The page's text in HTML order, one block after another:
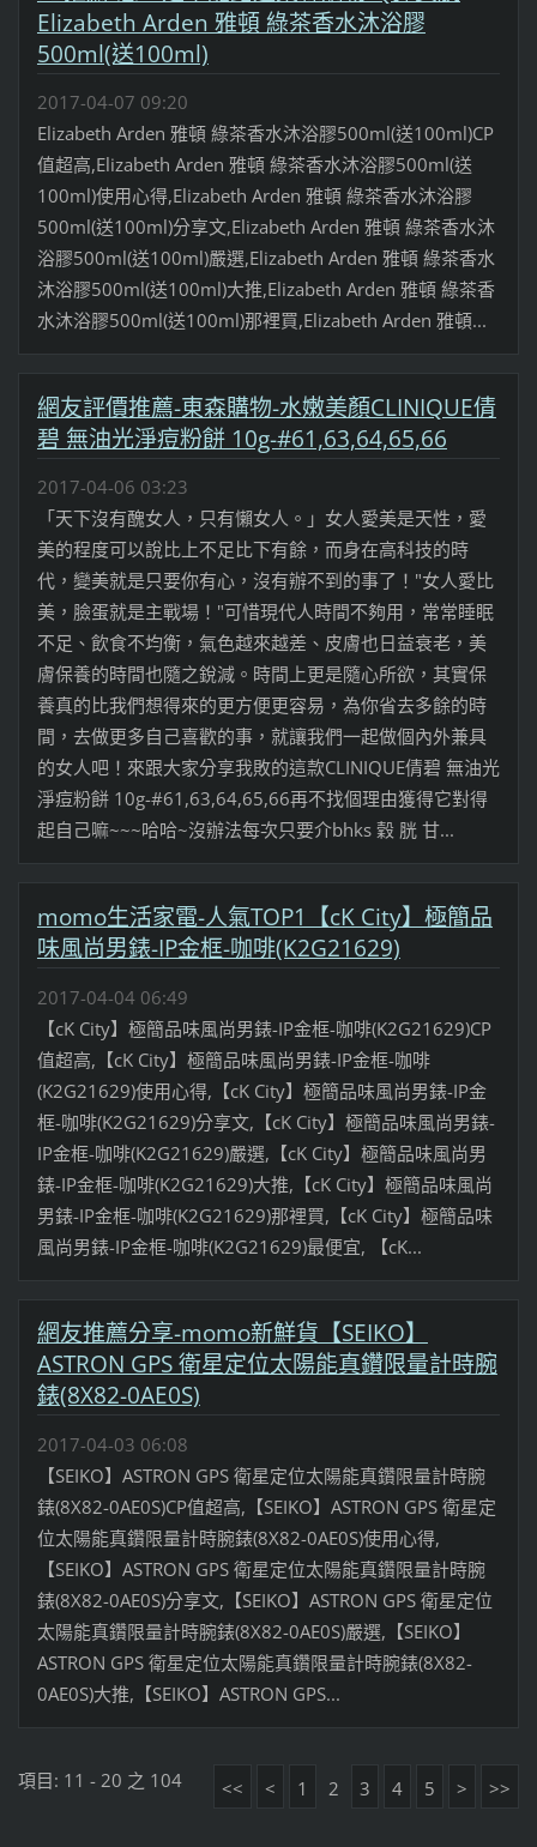
Elizabeth Arden 雅頓 綠茶香水沐浴膠
500ml(送100ml)
2017-04-07 09:20
Elizabeth Arden 雅頓 綠茶香水沐浴膠500ml(送100ml)CP
值超高,Elizabeth Arden 雅頓 綠茶香水沐浴膠500ml(送
100ml)使用心得,Elizabeth Arden 雅頓 綠茶香水沐浴膠
500ml(送100ml)分享文,Elizabeth Arden 雅頓 綠茶香水沐
浴膠500ml(送100ml)嚴選,Elizabeth Arden 雅頓 綠茶香水
沐浴膠500ml(送100ml)大推,Elizabeth Arden 雅頓 綠茶香
水沐浴膠500ml(送100ml)那裡買,Elizabeth Arden 雅頓...
網友評價推薦-東森購物-水嫩美顏CLINIQUE倩
碧 無油光淨痘粉餅 10g-#61,63,64,65,66
2017-04-06 03:23
「天下沒有醜女人，只有懶女人。」女人愛美是天性，愛
美的程度可以說比上不足比下有餘，而身在高科技的時
代，變美就是只要你有心，沒有辦不到的事了！"女人愛比
美，臉蛋就是主戰場！"可惜現代人時間不夠用，常常睡眠
不足、飲食不均衡，氣色越來越差、皮膚也日益衰老，美
膚保養的時間也隨之銳減。時間上更是隨心所欲，其實保
養真的比我們想得來的更方便更容易，為你省去多餘的時
間，去做更多自己喜歡的事，就讓我們一起做個內外兼具
的女人吧！來跟大家分享我敗的這款CLINIQUE倩碧 無油光
淨痘粉餅 10g-#61,63,64,65,66再不找個理由獲得它對得
起自己嘛~~~哈哈~沒辦法每次只要介bhks 穀 胱 甘...
momo生活家電-人氣TOP1【cK City】極簡品
味風尚男錶-IP金框-咖啡(K2G21629)
2017-04-04 06:49
【cK City】極簡品味風尚男錶-IP金框-咖啡(K2G21629)CP
值超高,【cK City】極簡品味風尚男錶-IP金框-咖啡
(K2G21629)使用心得,【cK City】極簡品味風尚男錶-IP金
框-咖啡(K2G21629)分享文,【cK City】極簡品味風尚男錶-
IP金框-咖啡(K2G21629)嚴選,【cK City】極簡品味風尚男
錶-IP金框-咖啡(K2G21629)大推,【cK City】極簡品味風尚
男錶-IP金框-咖啡(K2G21629)那裡買,【cK City】極簡品味
風尚男錶-IP金框-咖啡(K2G21629)最便宜, 【cK...
網友推薦分享-momo新鮮貨【SEIKO】
ASTRON GPS 衛星定位太陽能真鑽限量計時腕
錶(8X82-0AE0S)
2017-04-03 06:08
【SEIKO】ASTRON GPS 衛星定位太陽能真鑽限量計時腕
錶(8X82-0AE0S)CP值超高,【SEIKO】ASTRON GPS 衛星定
位太陽能真鑽限量計時腕錶(8X82-0AE0S)使用心得,
【SEIKO】ASTRON GPS 衛星定位太陽能真鑽限量計時腕
錶(8X82-0AE0S)分享文,【SEIKO】ASTRON GPS 衛星定位
太陽能真鑽限量計時腕錶(8X82-0AE0S)嚴選,【SEIKO】
ASTRON GPS 衛星定位太陽能真鑽限量計時腕錶(8X82-
0AE0S)大推,【SEIKO】ASTRON GPS...
項目: 11 - 20 之 104 << < 1 2 3 4 5 > >>